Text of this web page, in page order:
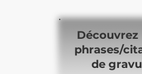
phrases/
de